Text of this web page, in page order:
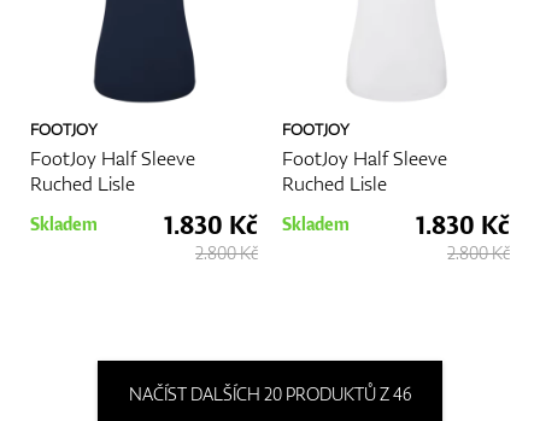
FOOTJOY
FootJoy Half Sleeve
Ruched Lisle
Skladem 1.830 Kč
2.800 Kč
FOOTJOY
FootJoy Half Sleeve
Ruched Lisle
Skladem 1.830 Kč
2.800 Kč
NAČÍST DALŠÍCH 20 PRODUKTŮ Z 46